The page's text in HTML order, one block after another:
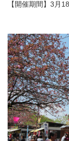
【開催期間】3月